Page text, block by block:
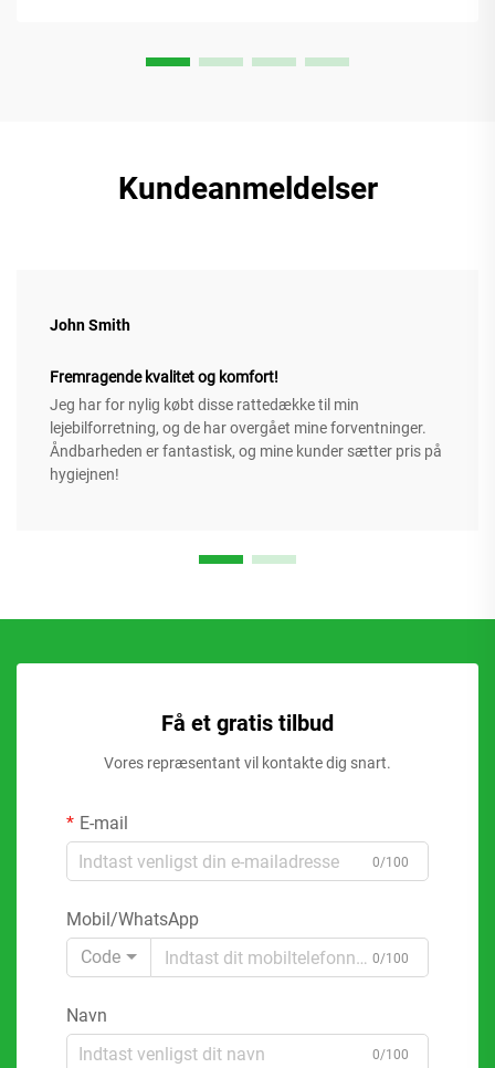
Kundeanmeldelser
John Smith
Fremragende kvalitet og komfort!
Jeg har for nylig købt disse rattedække til min
lejebilforretning, og de har overgået mine forventninger.
Åndbarheden er fantastisk, og mine kunder sætter pris på
hygiejnen!
Få et gratis tilbud
Vores repræsentant vil kontakte dig snart.
E-mail
0/100
Mobil/WhatsApp
Code
0/100
Navn
0/100